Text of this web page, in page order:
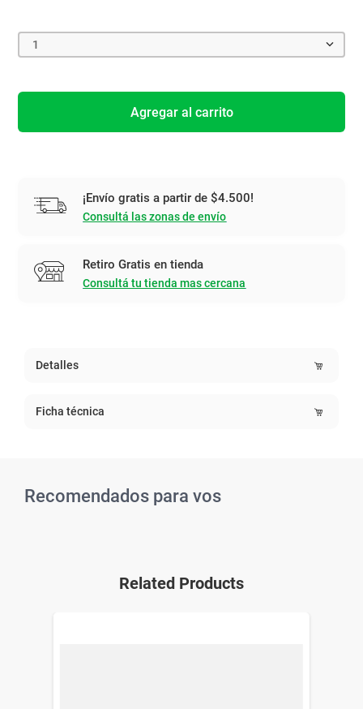
1
Agregar al carrito
¡Envío gratis a partir de $4.500!
Consultá las zonas de envío
Retiro Gratis en tienda
Consultá tu tienda mas cercana
Detalles
Ficha técnica
Recomendados para vos
Related Products